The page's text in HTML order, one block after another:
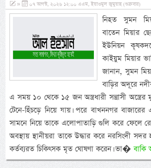
» ০৭ আগস্ট, ২০২৬ ১২:০০ এএম, ইয়াওমুল জুমুয়াহ (শুক্রবার)
নিহত সুমন
বাতেন মিয়ার
ইউনিয়ন
কাইয়ুম মিয়ার
জানান, সুমন
বাড়ির অদূরে
এ সময় ১০ থেকে ১৫ জন অস্ত্রধারী সন্ত্রাসী
টেনে-হিঁচড়ে নিয়ে যায়। পরে বাখননগর বাজারের
সামনে নিয়ে তাকে এলোপাতাড়ি গুলি করে ফেলে
অবস্থায় স্থানীয়রা তাকে উদ্ধার করে নরসিংদী সদর
কর্তব্যরত চিকিৎসক মৃত ঘোষণা করেন। ভা�